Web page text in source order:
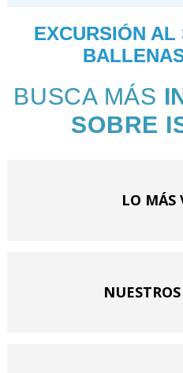
EXCURSIÓN
BUSCA MÁS
SOBRE
LO MÁS